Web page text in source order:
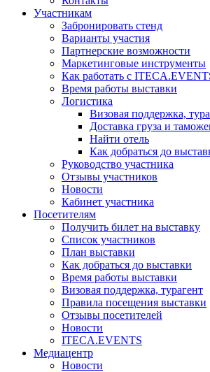
Участникам
Забронировать стенд
Варианты участия
Партнерские возможности
Маркетинговые инструменты
Как работать с
Время работы выставки
Логистика
Визовая поддержка,
Доставка груза и
Найти отель
Как добраться до
Руководство участника
Отзывы участников
Новости
Кабинет участника
Посетителям
Получить билет на выставку
Список участников
План выставки
Как добраться до выставки
Время работы выставки
Визовая поддержка, турагент
Правила посещения выставки
Отзывы посетителей
Новости
ITECA.EVENTS
Медиацентр
Новости